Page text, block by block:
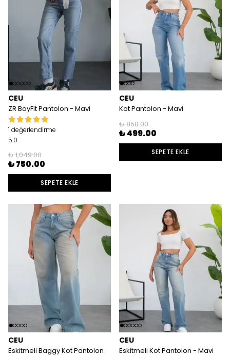
CEU
ZR BoyFit Pantolon - Mavi
1 değerlendirme
5.0
₺ 1,049.00
₺ 750.00
SEPETE EKLE
CEU
Kot Pantolon - Mavi
₺ 850.00
₺ 499.00
SEPETE EKLE
CEU
Eskitmeli Baggy Kot Pantolon
CEU
Eskitmeli Kot Pantolon - Mavi